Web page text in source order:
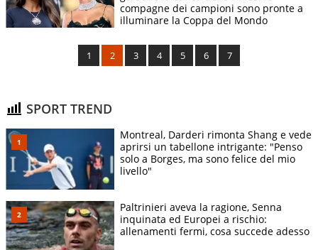
compagne dei campioni sono pronte a
illuminare la Coppa del Mondo
1 2 3 4 5 6 7
SPORT TREND
Montreal, Darderi rimonta Shang e vede
aprirsi un tabellone intrigante: "Penso
solo a Borges, ma sono felice del mio
livello"
Paltrinieri aveva la ragione, Senna
inquinata ed Europei a rischio:
allenamenti fermi, cosa succede adesso